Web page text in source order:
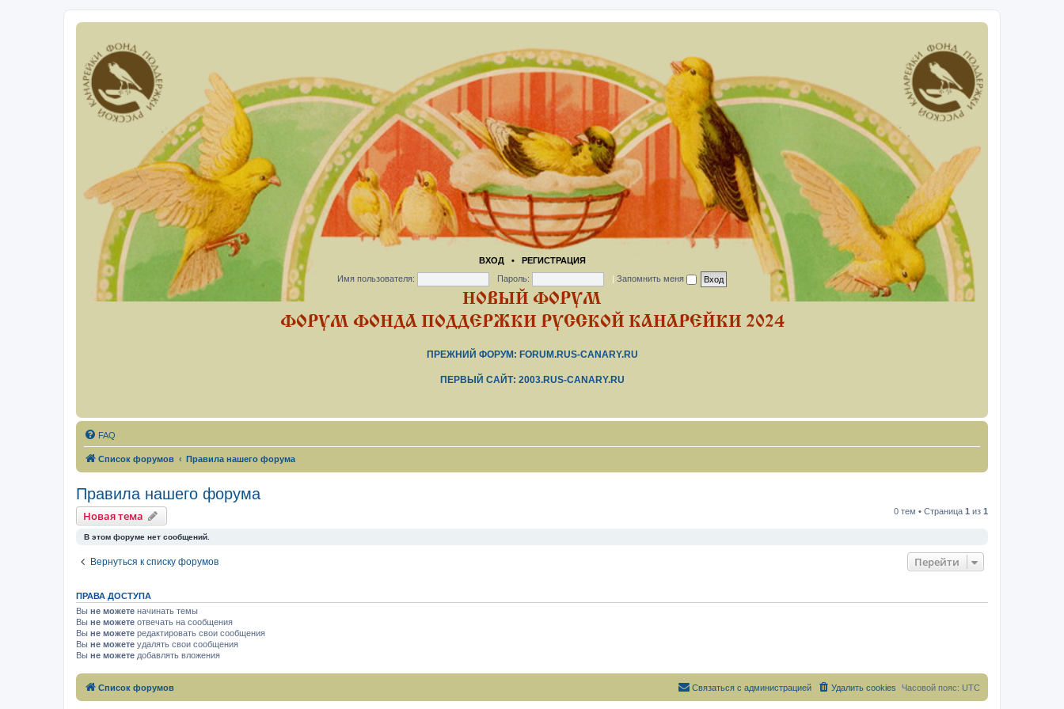
ВХОД• РЕГИСТРАЦИЯ
Имя пользователя:
Пароль: | Запомнить меня
НОВЫЙ ФОРУМ
ФОРУМ ФОНДА ПОДДЕРЖКИ РУССКОЙ КАНАРЕЙКИ 2024
ПРЕЖНИЙ ФОРУМ: FORUM.RUS-CANARY.RU
ПЕРВЫЙ САЙТ: 2003.RUS-CANARY.RU
FAQ
Список форумов Правила нашего форума
Правила нашего форума
Новая тема 0 тем • Страница 1 из 1
В этом форуме нет сообщений.
Вернуться к списку форумов Перейти
ПРАВА ДОСТУПА
Вы не можете начинать темы
Вы не можете отвечать на сообщения
Вы не можете редактировать свои сообщения
Вы не можете удалять свои сообщения
Вы не можете добавлять вложения
Список форумов Часовой пояс: UTC
Удалить cookies
Связаться с администрацией